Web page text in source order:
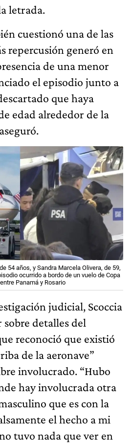
letrada.
cuestionó una de las
repercusión generó en
de una menor
el episodio junto a
que haya
edad alrededor de la
54 años, y Sandra Marcela Olivera, de 59,
ocurrido a bordo de un vuelo de Copa
Panamá y Rosario
judicial, Scoccia
detalles del
reconoció que existió
de la aeronave”
involucrado. “Hubo
hay involucrada otra
que es con la
el hecho a mi
tuvo nada que ver en